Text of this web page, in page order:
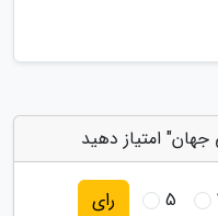
جهان" امتیاز دهید
5 رای